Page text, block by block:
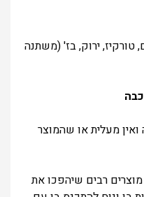
טורקיז, ירוק, בז' (משתנה
מעלית או שהמוצר
מוצרים רבים שיהפכו את